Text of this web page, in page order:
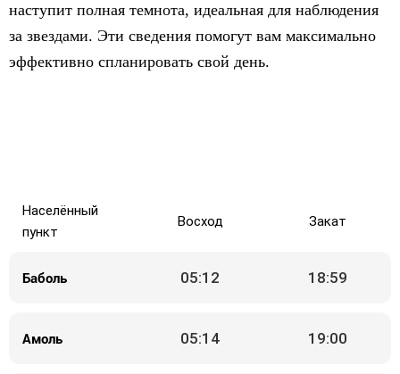
наступит полная темнота, идеальная для наблюдения
за звездами. Эти сведения помогут вам максимально
эффективно спланировать свой день.
Населённый
пункт
Восход Закат
Баболь 05:12 18:59
Амоль 05:14 19:00